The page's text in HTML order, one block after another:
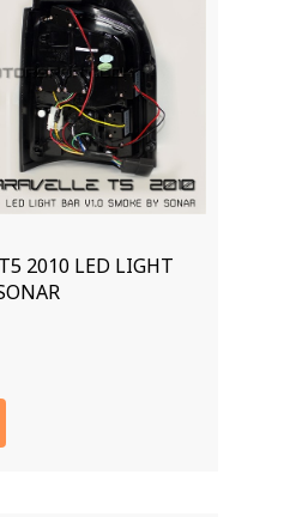
T5 2010 LED LIGHT